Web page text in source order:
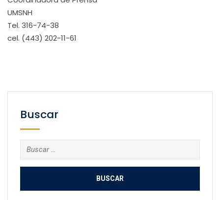
UMSNH
Tel. 316-74-38
cel. (443) 202-11-61
Buscar
Buscar: